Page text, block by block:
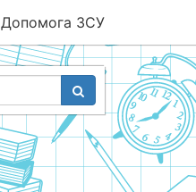
Допомога ЗСУ